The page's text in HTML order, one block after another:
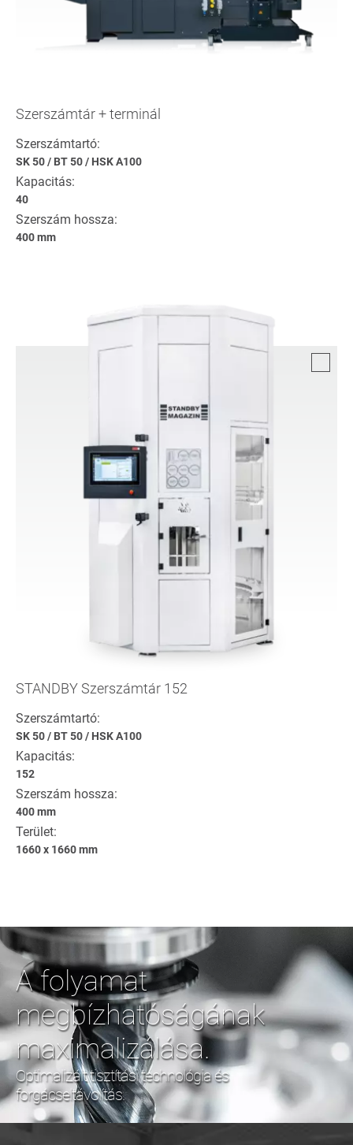
Szerszámtár + terminál
Szerszámtartó:
SK 50/ BT 50/ HSK A100
Kapacitás:
40
Szerszám hossza:
400 mm
STANDBY Szerszámtár 152
Szerszámtartó:
SK 50/ BT 50/ HSK A100
Kapacitás:
152
Szerszám hossza:
400 mm
Terület:
1660 x 1660 mm
A folyamat
megbízhatóságának
maximalizálása.
Optimalizált tisztítási technológia és
forgácseltávolítás.